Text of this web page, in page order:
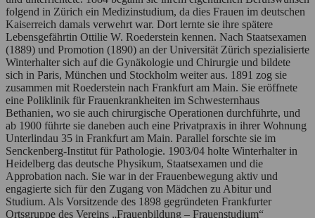
folgend in Zürich ein Medizinstudium, da dies Frauen im deutschen
Kaiserreich damals verwehrt war. Dort lernte sie ihre spätere
Lebensgefährtin Ottilie W. Roederstein kennen. Nach Staatsexamen
(1889) und Promotion (1890) an der Universität Zürich spezialisierte
Winterhalter sich auf die Gynäkologie und Chirurgie und bildete
sich in Paris, München und Stockholm weiter aus. 1891 zog sie
zusammen mit Roederstein nach Frankfurt am Main. Sie eröffnete
eine Poliklinik für Frauenkrankheiten im Schwesternhaus
Bethanien, wo sie auch chirurgische Operationen durchführte, und
ab 1900 führte sie daneben auch eine Privatpraxis in ihrer Wohnung
Unterlindau 35 in Frankfurt am Main. Parallel forschte sie im
Senckenberg-Institut für Pathologie. 1903/04 holte Winterhalter in
Heidelberg das deutsche Physikum, Staatsexamen und die
Approbation nach. Sie war in der Frauenbewegung aktiv und
engagierte sich für den Zugang von Mädchen zu Abitur und
Studium. Als Vorsitzende des 1898 gegründeten Frankfurter
Ortsgruppe des Vereins „Frauenbildung – Frauenstudium“